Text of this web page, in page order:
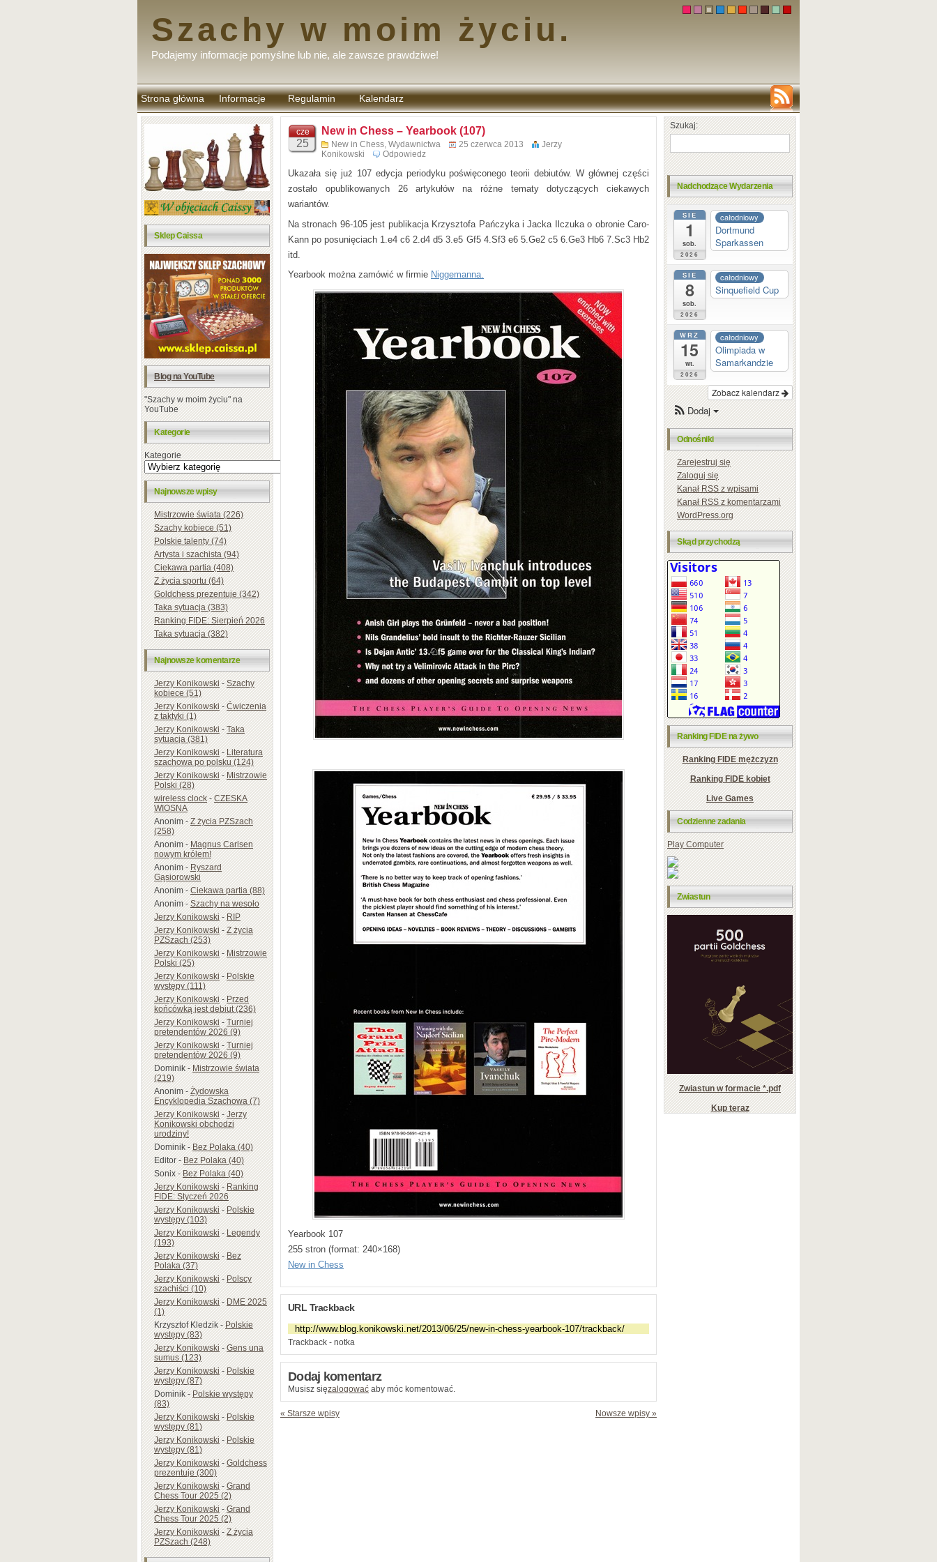
Szachy w moim życiu.
Podajemy informacje pomyślne lub nie, ale zawsze prawdziwe!
Strona główna Informacje Regulamin
komentarzy
Kalendarz
Sklep Caissa
Blog na YouTube
"Szachy w moim życiu" na
YouTube
Kategorie
Kategorie
Najnowsze wpisy
Mistrzowie świata (226)
Szachy kobiece (51)
Polskie talenty (74)
Artysta i szachista (94)
Ciekawa partia (408)
Z życia sportu (64)
Goldchess prezentuje (342)
Taka sytuacja (383)
Ranking FIDE: Sierpień 2026
Taka sytuacja (382)
Najnowsze komentarze
Jerzy Konikowski-Szachy
kobiece (51)
Jerzy Konikowski-Ćwiczenia
z taktyki (1)
Jerzy Konikowski-Taka
sytuacja (381)
Jerzy Konikowski-Literatura
szachowa po polsku (124)
Jerzy Konikowski-Mistrzowie
Polski (28)
wireless clock-CZESKA
WIOSNA
Anonim-Z życia PZSzach
(258)
Anonim-Magnus Carlsen
nowym królem!
Anonim-Ryszard
Gąsiorowski
Anonim-Ciekawa partia (88)
Anonim-Szachy na wesoło
Jerzy Konikowski-RIP
Jerzy Konikowski-Z życia
PZSzach (253)
Jerzy Konikowski-Mistrzowie
Polski (25)
Jerzy Konikowski-Polskie
występy (111)
Jerzy Konikowski-Przed
końcówką jest debiut (236)
Jerzy Konikowski-Turniej
pretendentów 2026 (9)
Jerzy Konikowski-Turniej
pretendentów 2026 (9)
Dominik-Mistrzowie świata
(219)
Anonim-Żydowska
Encyklopedia Szachowa (7)
Jerzy Konikowski-Jerzy
Konikowski obchodzi
urodziny!
Dominik-Bez Polaka (40)
Editor-Bez Polaka (40)
Sonix-Bez Polaka (40)
Jerzy Konikowski-Ranking
FIDE: Styczeń 2026
Jerzy Konikowski-Polskie
występy (103)
Jerzy Konikowski-Legendy
(193)
Jerzy Konikowski-Bez
Polaka (37)
Jerzy Konikowski-Polscy
szachiści (10)
Jerzy Konikowski-DME 2025
(1)
Krzysztof Kledzik-Polskie
występy (83)
Jerzy Konikowski-Gens una
sumus (123)
Jerzy Konikowski-Polskie
występy (87)
Dominik-Polskie występy
(83)
Jerzy Konikowski-Polskie
występy (81)
Jerzy Konikowski-Polskie
występy (81)
Jerzy Konikowski-Goldchess
prezentuje (300)
Jerzy Konikowski-Grand
Chess Tour 2025 (2)
Jerzy Konikowski-Grand
Chess Tour 2025 (2)
Jerzy Konikowski-Z życia
PZSzach (248)
cze
25
New in Chess – Yearbook (107)
New in Chess, Wydawnictwa 25 czerwca 2013
Jerzy
Konikowski
Odpowiedz
Ukazała się już 107 edycja periodyku poświęconego teorii debiutów. W głównej części
zostało opublikowanych 26 artykułów na różne tematy dotyczących ciekawych
wariantów.
Na stronach 96-105 jest publikacja Krzysztofa Pańczyka i Jacka Ilczuka o obronie Caro-
Kann po posunięciach 1.e4 c6 2.d4 d5 3.e5 Gf5 4.Sf3 e6 5.Ge2 c5 6.Ge3 Hb6 7.Sc3 Hb2
itd.
Yearbook można zamówić w firmie Niggemanna.
Yearbook 107
255 stron (format: 240×168)
New in Chess
URL Trackback
Trackback - notka
Dodaj komentarz
Musisz sięzalogować aby móc komentować.
« Starsze wpisy Nowsze wpisy »
Szukaj:
Nadchodzące Wydarzenia
SIE
1
sob.
2026
całodniowy
Dortmund
Sparkassen
SIE
8
sob.
2026
całodniowy
Sinquefield Cup
WRZ
15
wt.
2026
całodniowy
Olimpiada w
Samarkandzie
Zobacz kalendarz
Dodaj
Odnośniki
Zarejestruj się
Zaloguj się
KanałRSSz wpisami
KanałRSSz komentarzami
WordPress.org
Skąd przychodzą
Ranking FIDE na żywo
Ranking FIDE mężczyzn
Ranking FIDE kobiet
Live Games
Codzienne zadania
Play Computer
Zwiastun
Zwiastun w formacie *.pdf
Kup teraz